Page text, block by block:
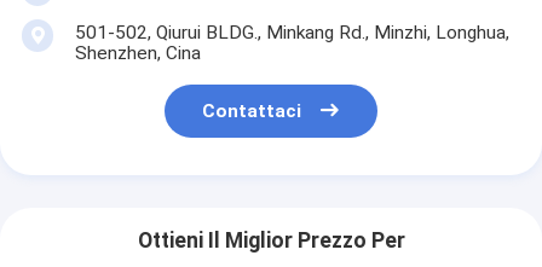
501-502, Qiurui BLDG., Minkang Rd., Minzhi, Longhua,
Shenzhen, Cina
Contattaci
Ottieni Il Miglior Prezzo Per